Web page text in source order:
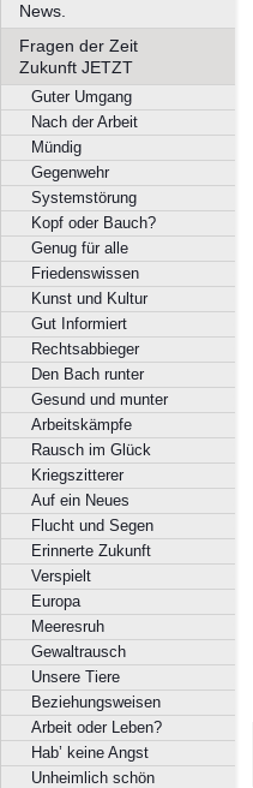
News.
Fragen der Zeit
Zukunft JETZT
Guter Umgang
Nach der Arbeit
Mündig
Gegenwehr
Systemstörung
Kopf oder Bauch?
Genug für alle
Friedenswissen
Kunst und Kultur
Gut Informiert
Rechtsabbieger
Den Bach runter
Gesund und munter
Arbeitskämpfe
Rausch im Glück
Kriegszitterer
Auf ein Neues
Flucht und Segen
Erinnerte Zukunft
Verspielt
Europa
Meeresruh
Gewaltrausch
Unsere Tiere
Beziehungsweisen
Arbeit oder Leben?
Hab’ keine Angst
Unheimlich schön